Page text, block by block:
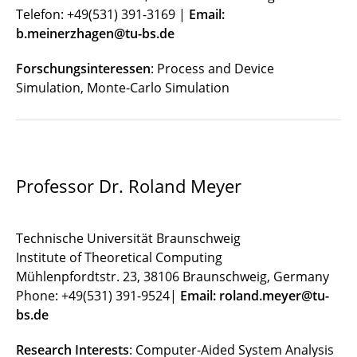
Telefon: +49(531) 391-3169 | Email:
b.meinerzhagen@tu-bs.de
Forschungsinteressen: Process and Device
Simulation, Monte-Carlo Simulation
Professor Dr. Roland Meyer
Technische Universität Braunschweig
Institute of Theoretical Computing
Mühlenpfordtstr. 23, 38106 Braunschweig, Germany
Phone: +49(531) 391-9524| Email: roland.meyer@tu-
bs.de
Research Interests: Computer-Aided System Analysis